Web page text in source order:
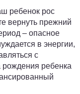
ребенок рос
вернуть прежний
– опасное
в энергии,
с
ребенка